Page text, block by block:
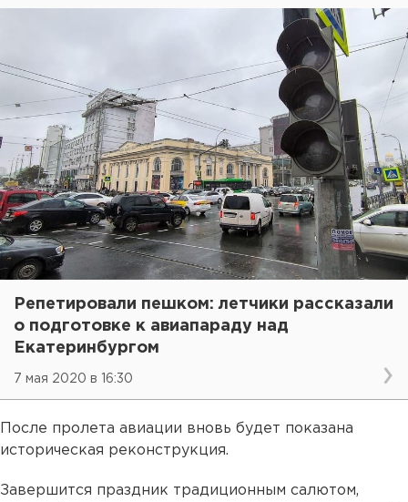
Репетировали пешком: летчики рассказали
о подготовке к авиапараду над
Екатеринбургом
7 мая 2020 в 16:30
После пролета авиации вновь будет показана
историческая реконструкция.
Завершится праздник традиционным салютом,